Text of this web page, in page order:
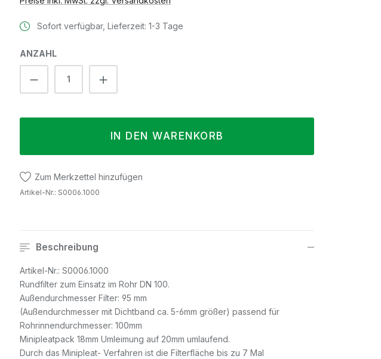
Sofort verfügbar, Lieferzeit: 1-3 Tage
ANZAHL
Produkt Anzahl: Gib den gewünschten Wert ein
IN DEN WARENKORB
Zum Merkzettel hinzufügen
Artikel-Nr.: S0006.1000
Beschreibung
Artikel-Nr.: S0006.1000
Rundfilter zum Einsatz im Rohr DN 100.
Außendurchmesser Filter: 95 mm
(Außendurchmesser mit Dichtband ca. 5-6mm größer) passend für
Rohrinnendurchmesser: 100mm
Minipleatpack 18mm Umleimung auf 20mm umlaufend.
Durch das Minipleat- Verfahren ist die Filterfläche bis zu 7 Mal